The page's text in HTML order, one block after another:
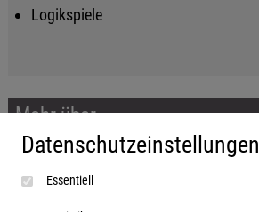
Logikspiele
Mehr über...
Impressum
AGB
Datenschutzerklärung
Datenschutzeinstellungen
Essentiell